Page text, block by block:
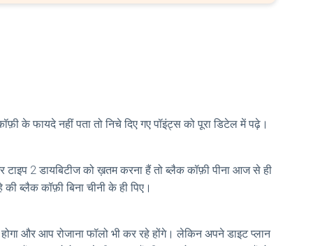
के फायदे नहीं पता तो निचे दिए गए पॉइंट्स को पूरा डिटेल में पढ़े।
2 डायबिटीज को ख़तम करना हैं तो ब्लैक कॉफ़ी पीना आज से ही
ब्लैक कॉफ़ी बिना चीनी के ही पिए।
और आप रोजाना फॉलो भी कर रहे होंगे। लेकिन अपने डाइट प्लान